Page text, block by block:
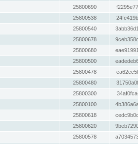
25800690
25800538
25800540
25800678
25800680
25800500
25800478
25800480
25800300
25800100
25800618
25800620
25800578